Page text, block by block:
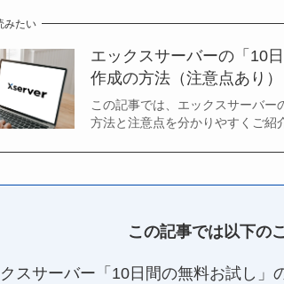
みたい
エックスサーバーの「10
作成の方法（注意点あり）
この記事では、エックスサーバー
方法と注意点を分かりやすくご
この記事では以下の
スサーバー「10日間の無料お試し」